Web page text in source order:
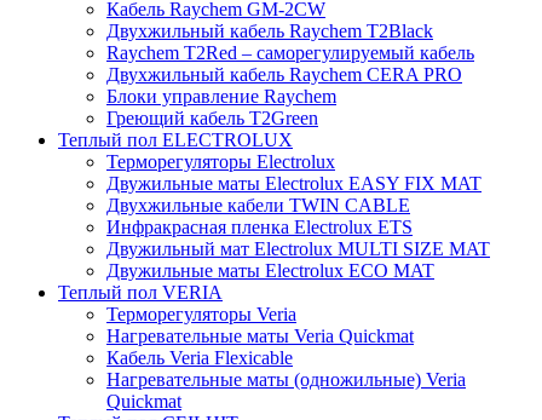
Кабель Raychem GM-2CW
Двухжильный кабель Raychem T2Black
Raychem T2Red – саморегулируемый кабель
Двухжильный кабель Raychem CERA PRO
Блоки управление Raychem
Греющий кабель T2Green
Теплый пол ELECTROLUX
Терморегуляторы Electrolux
Двужильные маты Electrolux EASY FIX MAT
Двухжильные кабели TWIN CABLE
Инфракрасная пленка Electrolux ETS
Двужильный мат Electrolux MULTI SIZE MAT
Двужильные маты Electrolux ECO MAT
Теплый пол VERIA
Терморегуляторы Veria
Нагревательные маты Veria Quickmat
Кабель Veria Flexicable
Нагревательные маты (одножильные) Veria
Quickmat